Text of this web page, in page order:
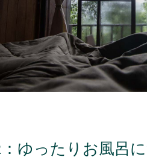
ゆったりお風呂